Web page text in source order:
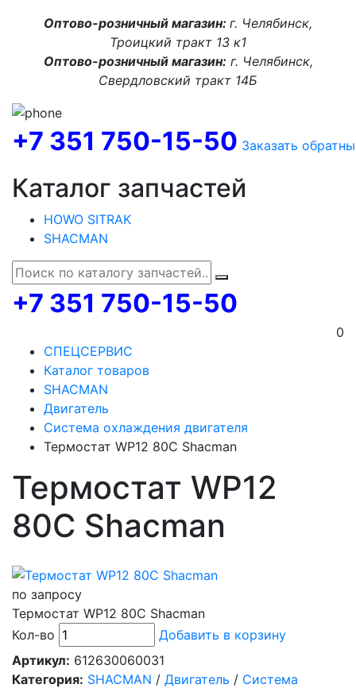
Оптово-розничный магазин: г. Челябинск,
Троицкий тракт 13 к1
Оптово-розничный магазин:г. Челябинск,
Свердловский тракт 14Б
+7 351 750-15-50 Заказать
Каталог запчастей
HOWO SITRAK
SHACMAN
+7 351 750-15-50
0
СПЕЦСЕРВИС
Каталог товаров
SHACMAN
Двигатель
Система охлаждения двигателя
Термостат WP12 80C Shacman
Термостат WP12
80C Shacman
по запросу
Термостат WP12 80C Shacman
Кол-во
Добавить в корзину
Артикул: 612630060031
Категория: SHACMAN / Двигатель / Система